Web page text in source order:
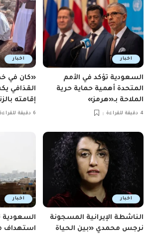
اخبار
السعودية تؤكد في الأمم
المتحدة أهمية حماية حرية
الملاحة بـ«هرمز»
4 دقيقة للقراءة
اخبار
«كان في
القذافي
إقامته
6 دقيقة للقراءة
اخبار
الناشطة الإيرانية المسجونة
نرجس محمدي «بين الحياة
اخبار
السعودية
استهداف